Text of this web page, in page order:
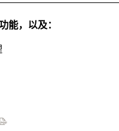
能，以及：